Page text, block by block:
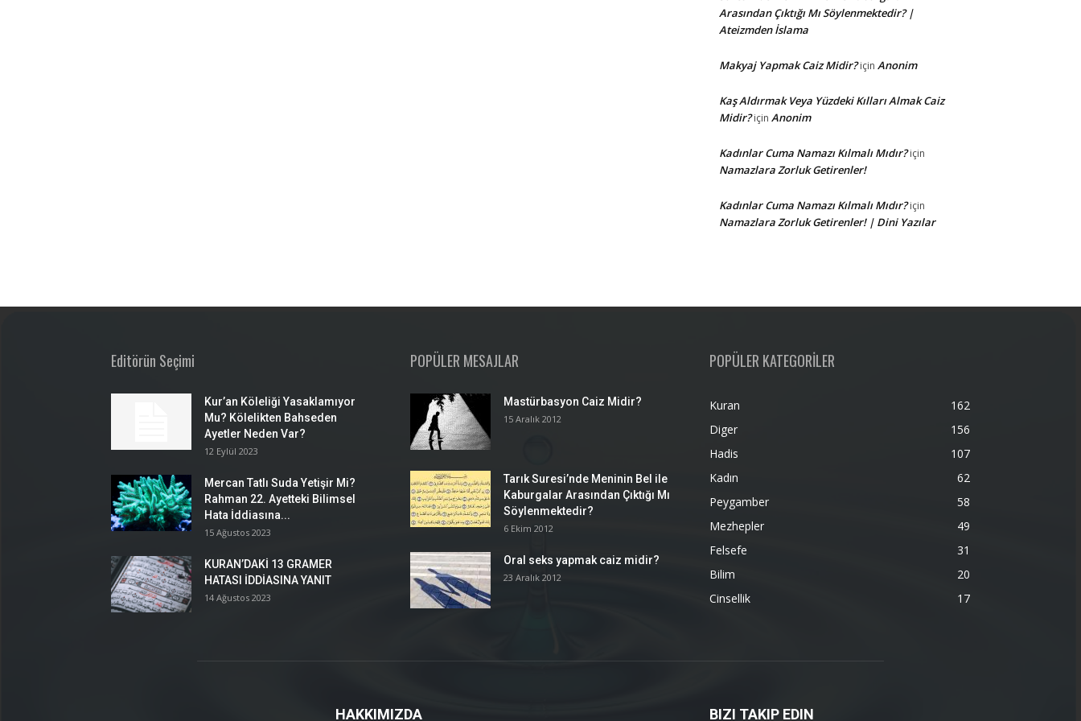
Arasından Çıktığı Mı Söylenmektedir? |
Ateizmden İslama
Makyaj Yapmak Caiz Midir?için Anonim
Kaş Aldırmak Veya Yüzdeki Kılları Almak Caiz
Midir?için Anonim
Kadınlar Cuma Namazı Kılmalı Mıdır?için
Namazlara Zorluk Getirenler!
Kadınlar Cuma Namazı Kılmalı Mıdır?için
Namazlara Zorluk Getirenler! | Dini Yazılar
Editörün Seçimi
Kur’an Köleliği Yasaklamıyor
Mu? Kölelikten Bahseden
Ayetler Neden Var?
12 Eylül 2023
Mercan Tatlı Suda Yetişir Mi?
Rahman 22. Ayetteki Bilimsel
Hata İddiasına...
15 Ağustos 2023
KURAN’DAKİ 13 GRAMER
HATASI İDDİASINA YANIT
14 Ağustos 2023
POPÜLER MESAJLAR
Mastürbasyon Caiz Midir?
15 Aralık 2012
Tarık Suresi’nde Meninin Bel ile
Kaburgalar Arasından Çıktığı Mı
Söylenmektedir?
6 Ekim 2012
Oral seks yapmak caiz midir?
23 Aralık 2012
POPÜLER KATEGORİLER
Kuran
162
Diger
156
Hadis
107
Kadın
62
Peygamber
58
Mezhepler
49
Felsefe
31
Bilim
20
Cinsellik
17
HAKKIMIZDA BIZI TAKIP EDIN